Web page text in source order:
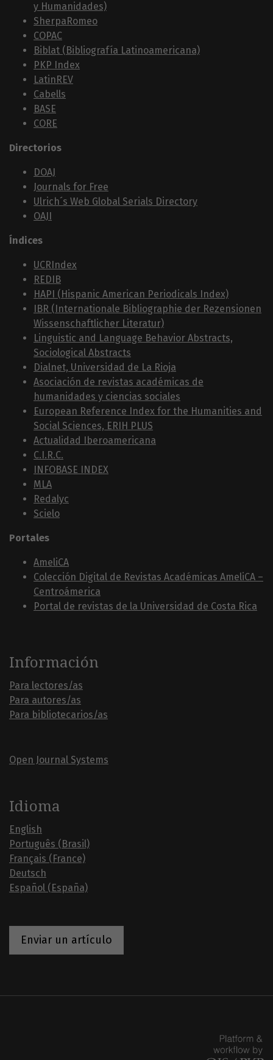
y Humanidades)
SherpaRomeo
COPAC
Biblat (Bibliografía Latinoamericana)
PKP Index
LatinREV
Cabells
BASE
CORE
Directorios
DOAJ
Journals for Free
Ulrich´s Web Global Serials Directory
OAJI
Índices
UCRIndex
REDIB
HAPI (Hispanic American Periodicals Index)
IBR (Internationale Bibliographie der Rezensionen
Wissenschaftlicher Literatur)
Linguistic and Language Behavior Abstracts,
Sociological Abstracts
Dialnet, Universidad de La Rioja
Asociación de revistas académicas de
humanidades y ciencias sociales
European Reference Index for the Humanities and
Social Sciences, ERIH PLUS
Actualidad Iberoamericana
C.I.R.C.
INFOBASE INDEX
MLA
Redalyc
Scielo
Portales
AmeliCA
Colección Digital de Revistas Académicas AmeliCA –
Centroámerica
Portal de revistas de la Universidad de Costa Rica
Información
Para lectores/as
Para autores/as
Para bibliotecarios/as
Open Journal Systems
Idioma
English
Português (Brasil)
Français (France)
Deutsch
Español (España)
Enviar un artículo